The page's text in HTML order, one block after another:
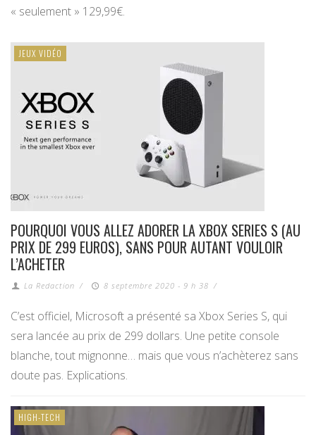
« seulement » 129,99€.
JEUX VIDÉO
POURQUOI VOUS ALLEZ ADORER LA XBOX SERIES S (AU
PRIX DE 299 EUROS), SANS POUR AUTANT VOULOIR
L’ACHETER
La Redaction / 8 septembre 2020 - 9 h 38 /
C’est officiel, Microsoft a présenté sa Xbox Series S, qui
sera lancée au prix de 299 dollars. Une petite console
blanche, tout mignonne… mais que vous n’achèterez sans
doute pas. Explications.
HIGH-TECH